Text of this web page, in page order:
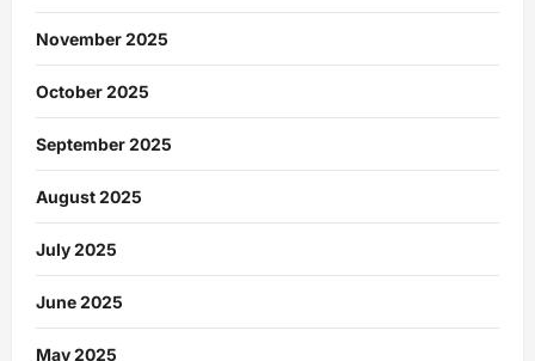
November 2025
October 2025
September 2025
August 2025
July 2025
June 2025
May 2025